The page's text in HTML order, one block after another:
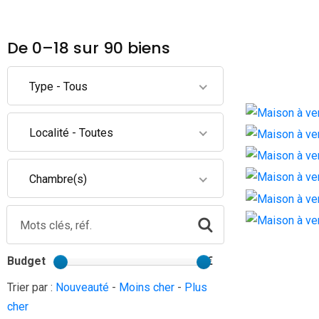
De 0–18 sur 90 biens
Type - Tous
Localité - Toutes
Chambre(s)
Budget
€
Trier par : Nouveauté - Moins cher - Plus
cher